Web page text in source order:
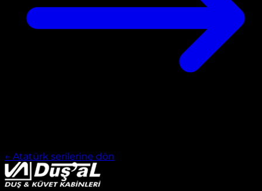
← Atatürk serilerine dön